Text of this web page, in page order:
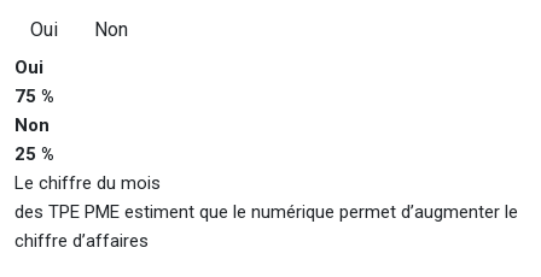
Oui Non
Oui
75 %
Non
25 %
Le chiffre du mois
des TPE PME estiment que le numérique permet d’augmenter le
chiffre d’affaires